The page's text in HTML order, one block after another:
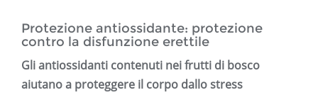
Protezione antiossidante: protezione
contro la disfunzione erettile
Gli antiossidanti contenuti nei frutti di bosco
aiutano a proteggere il corpo dallo stress